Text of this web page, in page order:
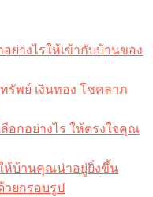
ย่างไรให้เข้ากับบ้านของ
รัพย์ เงินทอง โชคลาภ
อกอย่างไร ให้ตรงใจคุณ
ห้บ้านคุณน่าอยู่ยิ่งขึ้น
วยกรอบรูป